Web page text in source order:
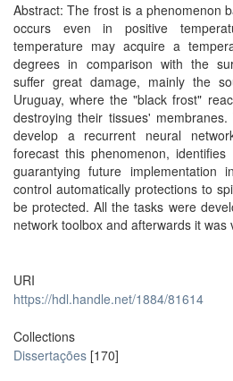
Abstract: The frost is a phenomenon
occurs even in positive
temperature may acquire a
degrees in comparison with the
suffer great damage, mainly the
Uruguay, where the "black frost"
destroying their tissues'
develop a recurrent neural
forecast this phenomenon,
guarantying future implementation
control automatically protections to
be protected. All the tasks were
network toolbox and afterwards it was
URI
https://hdl.handle.net/1884/81614
Collections
Dissertações [170]